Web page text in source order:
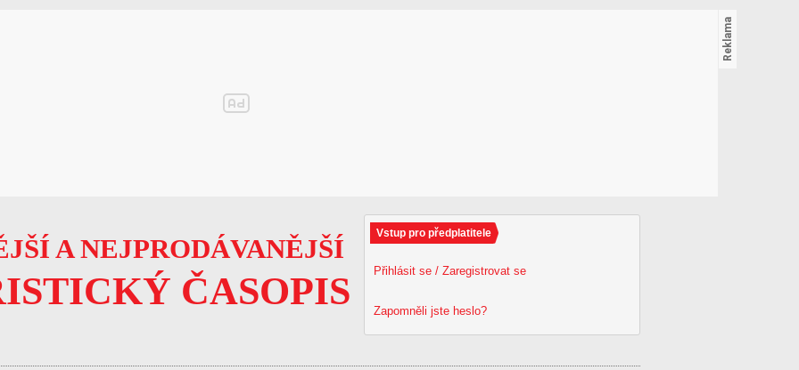
Vstup pro předplatitele
Přihlásit se / Zaregistrovat se
Zapomněli jste heslo?
A NEJPRODÁVANĚJŠÍ
ČASOPIS